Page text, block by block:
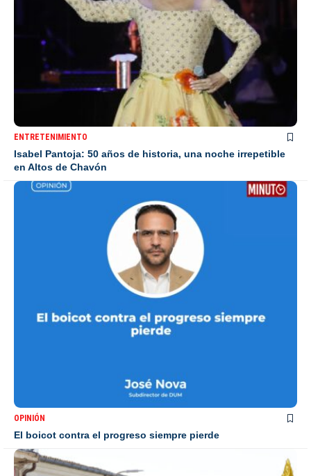
ENTRETENIMIENTO
Isabel Pantoja: 50 años de historia, una noche irrepetible
en Altos de Chavón
OPINIÓN
El boicot contra el progreso siempre pierde